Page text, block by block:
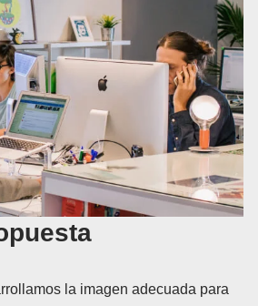
la imagen adecuada para